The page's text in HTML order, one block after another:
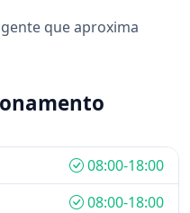
que aproxima
08:00-18:00
08:00-18:00